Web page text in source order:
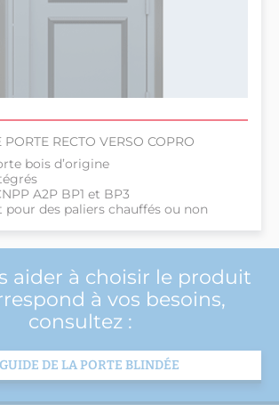
RECTO VERSO COPRO
bois d’origine
A2P BP1 et BP3
pour des paliers chauffés ou non
aider à choisir le produit
à vos besoins,
consultez :
DE LA PORTE BLINDÉE